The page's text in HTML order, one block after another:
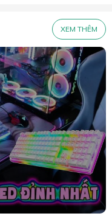
XEM THÊM